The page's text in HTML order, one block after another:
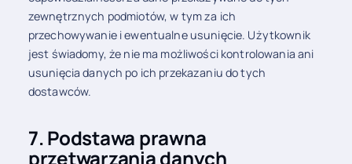
zewnętrznych podmiotów, w tym za ich
przechowywanie i ewentualne usunięcie. Użytkownik
jest świadomy, że nie ma możliwości kontrolowania ani
usunięcia danych po ich przekazaniu do tych
dostawców.
7. Podstawa prawna
przetwarzania danych